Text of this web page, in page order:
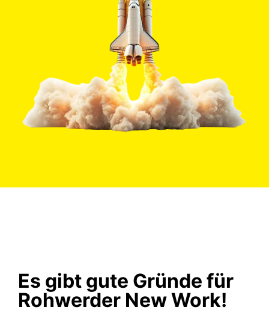
Es gibt gute Gründe für
Rohwerder New Work!